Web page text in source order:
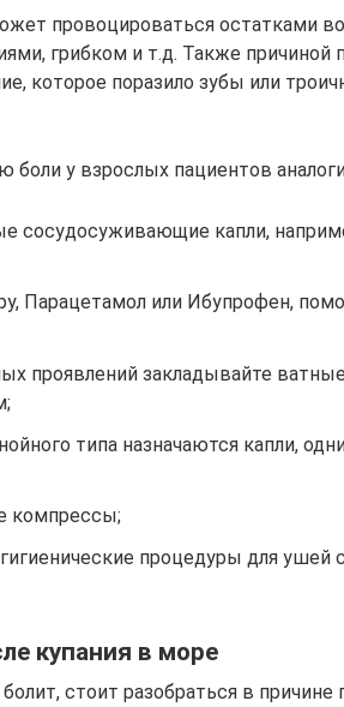
провоцироваться остатками
грибком и т.д. Также причиной
которое поразило зубы или
боли у взрослых пациентов
сосудосуживающие капли,
Парацетамол или Ибупрофен,
проявлений закладывайте
типа назначаются капли,
компрессы;
процедуры для ушей
купания в море
стоит разобраться в причине